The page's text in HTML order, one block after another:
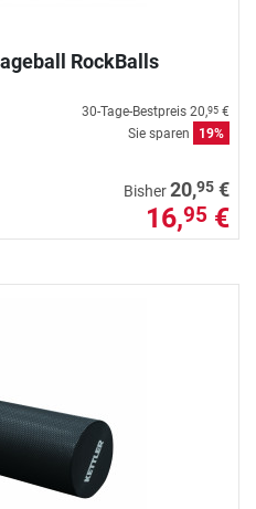
RockBalls
30-Tage-Bestpreis 20,95 €
Sie sparen
19%
Bisher20,95 €
16,95 €